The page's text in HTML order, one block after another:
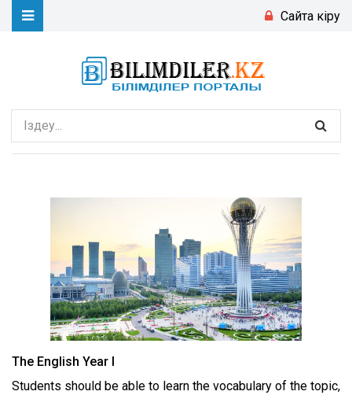
Сайтқа кіру
The English Year I
Students should be able to learn the vocabulary of the topic,